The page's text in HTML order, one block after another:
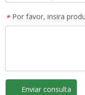
* Por favor, insira
Enviar consulta